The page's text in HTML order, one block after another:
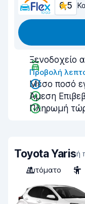
6,5
Ξενοδοχείο
Προβολή
Μέσο ποσό
Άμεση
Πληρωμή
Toyota Yarisή
Αυτόματο
5